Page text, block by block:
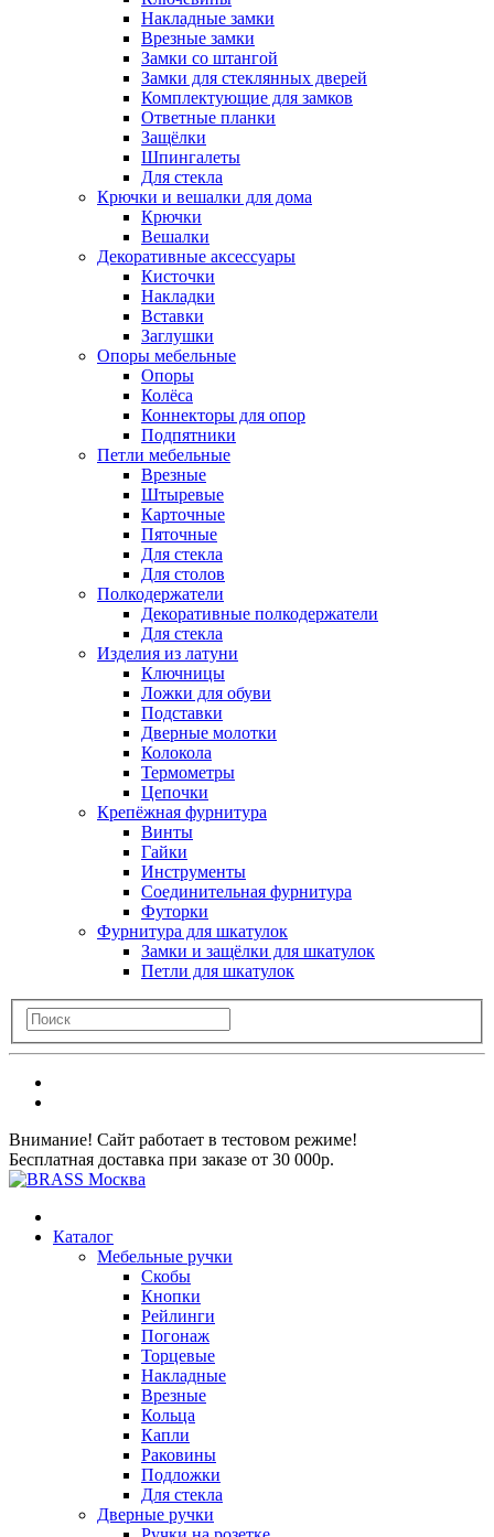
Накладные замки
Врезные замки
Замки со штангой
Замки для стеклянных дверей
Комплектующие для замков
Ответные планки
Защёлки
Шпингалеты
Для стекла
Крючки и вешалки для дома
Крючки
Вешалки
Декоративные аксессуары
Кисточки
Накладки
Вставки
Заглушки
Опоры мебельные
Опоры
Колёса
Коннекторы для опор
Подпятники
Петли мебельные
Врезные
Штыревые
Карточные
Пяточные
Для стекла
Для столов
Полкодержатели
Декоративные полкодержатели
Для стекла
Изделия из латуни
Ключницы
Ложки для обуви
Подставки
Дверные молотки
Колокола
Термометры
Цепочки
Крепёжная фурнитура
Винты
Гайки
Инструменты
Соединительная фурнитура
Футорки
Фурнитура для шкатулок
Замки и защёлки для шкатулок
Петли для шкатулок
Внимание! Сайт работает в тестовом режиме!
Бесплатная доставка при заказе от 30 000р.
Каталог
Мебельные ручки
Скобы
Кнопки
Рейлинги
Погонаж
Торцевые
Накладные
Врезные
Кольца
Капли
Раковины
Подложки
Для стекла
Дверные ручки